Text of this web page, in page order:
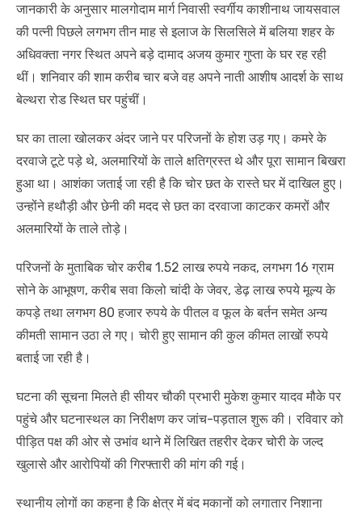
जानकारी के अनुसार मालगोदाम मार्ग निवासी स्वर्गीय काशीनाथ जायसवाल
की पत्नी पिछले लगभग तीन माह से इलाज के सिलसिले में बलिया शहर के
अधिवक्ता नगर स्थित अपने बड़े दामाद अजय कुमार गुप्ता के घर रह रही
थीं। शनिवार की शाम करीब चार बजे वह अपने नाती आशीष आदर्श के साथ
बेल्थरा रोड स्थित घर पहुंचीं।
घर का ताला खोलकर अंदर जाने पर परिजनों के होश उड़ गए। कमरे के
दरवाजे टूटे पड़े थे, अलमारियों के ताले क्षतिग्रस्त थे और पूरा सामान बिखरा
हुआ था। आशंका जताई जा रही है कि चोर छत के रास्ते घर में दाखिल हुए।
उन्होंने हथौड़ी और छेनी की मदद से छत का दरवाजा काटकर कमरों और
अलमारियों के ताले तोड़े।
परिजनों के मुताबिक चोर करीब 1.52 लाख रुपये नकद, लगभग 16 ग्राम
सोने के आभूषण, करीब सवा किलो चांदी के जेवर, डेढ़ लाख रुपये मूल्य के
कपड़े तथा लगभग 80 हजार रुपये के पीतल व फूल के बर्तन समेत अन्य
कीमती सामान उठा ले गए। चोरी हुए सामान की कुल कीमत लाखों रुपये
बताई जा रही है।
घटना की सूचना मिलते ही सीयर चौकी प्रभारी मुकेश कुमार यादव मौके पर
पहुंचे और घटनास्थल का निरीक्षण कर जांच-पड़ताल शुरू की। रविवार को
पीड़ित पक्ष की ओर से उभांव थाने में लिखित तहरीर देकर चोरी के जल्द
खुलासे और आरोपियों की गिरफ्तारी की मांग की गई।
स्थानीय लोगों का कहना है कि क्षेत्र में बंद मकानों को लगातार निशाना